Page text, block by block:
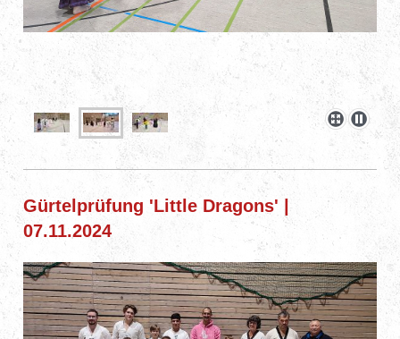
Gürtelprüfung 'Little Dragons' |
07.11.2024